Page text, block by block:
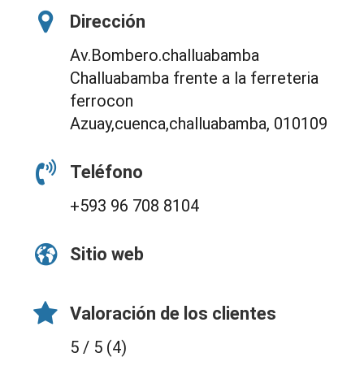
Dirección
Av.Bombero.challuabamba
Challuabamba frente a la ferreteria
ferrocon
Azuay,cuenca,challuabamba, 010109
Teléfono
+593 96 708 8104
Sitio web
Valoración de los clientes
5 / 5 (4)